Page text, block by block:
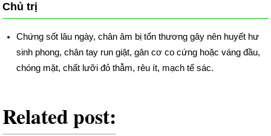
Chủ trị
Chứng sốt lâu ngày, chân âm bị tổn thương gây nên huyết hư
sinh phong, chân tay run giật, gân cơ co cứng hoặc váng đầu,
chóng mặt, chất lưỡi đỏ thẫm, rêu ít, mạch tế sác.
Related post: